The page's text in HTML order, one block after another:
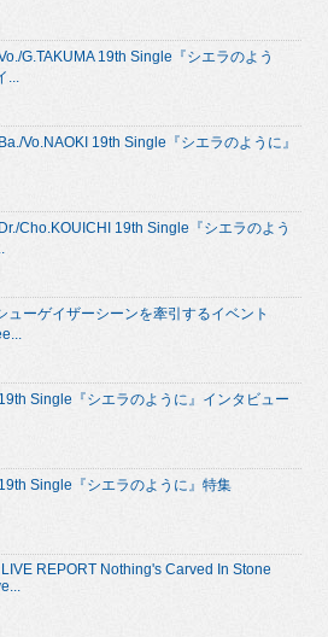
G.TAKUMA 19th Single『シエラのよう
...
Vo.NAOKI 19th Single『シエラのように』
Cho.KOUICHI 19th Single『シエラのよう
ューゲイザーシーンを牽引するイベント
Single『シエラのように』インタビュー
Single『シエラのように』特集
REPORT Nothing's Carved In Stone